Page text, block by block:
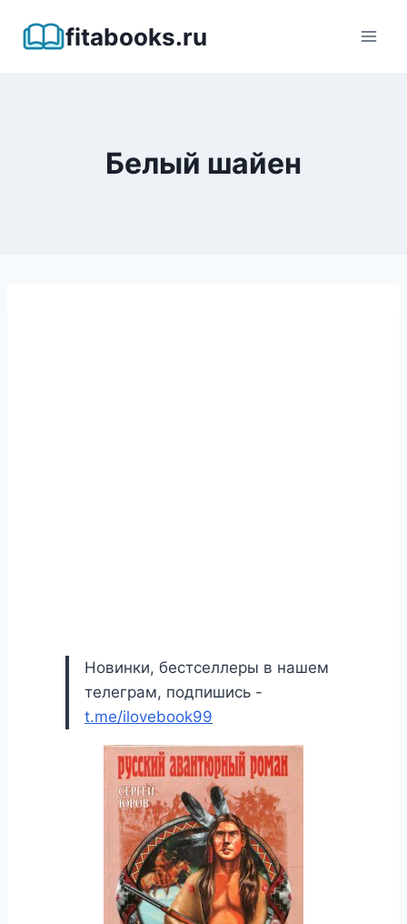
fitabooks.ru
Белый шайен
Новинки, бестселлеры в нашем
телеграм, подпишись -
t.me/ilovebook99